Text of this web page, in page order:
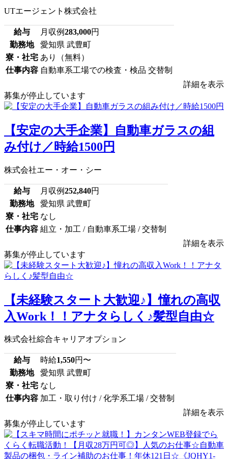
UTエージェント株式会社
給与 月収例283,000円
勤務地
愛知県 武豊町
寮・社宅 あり（無料）
仕事内容 自動車系工場での検査・検品 交替制
詳細を表示
募集が停止しています
【安定の大手企業】自動車ガラスの組
み付け／時給1500円
株式会社エー・オー・シー
給与 月収例252,840円
勤務地
愛知県 武豊町
寮・社宅 なし
仕事内容 組立・加工 / 自動車系工場 / 交替制
詳細を表示
募集が停止しています
【未経験スタート大歓迎♪】憧れの高収
入Work！！アナタらしく♪髪型自由☆
株式会社綜合キャリアオプション
給与 時給1,550円〜
勤務地
愛知県 武豊町
寮・社宅 なし
仕事内容 加工・取り付け / 化学系工場 / 交替制
詳細を表示
募集が停止しています